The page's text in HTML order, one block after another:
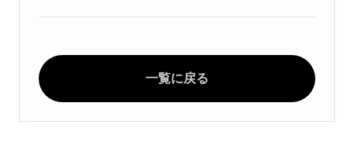
一覧に戻る